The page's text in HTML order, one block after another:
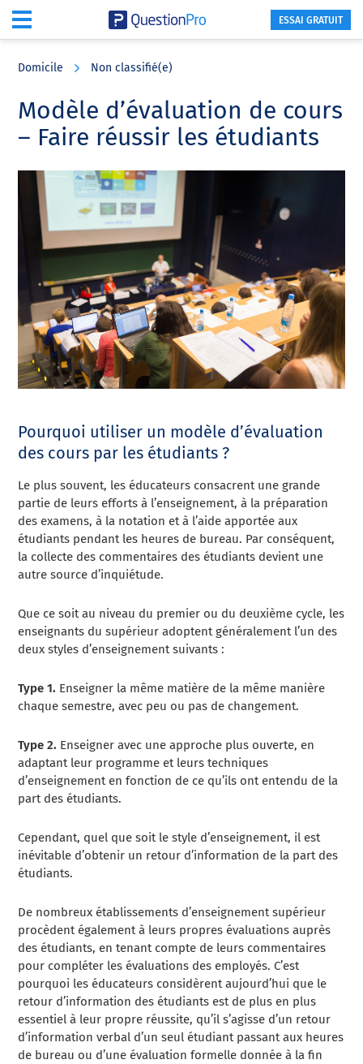
content
sidebar
ESSAI GRATUIT
Domicile Non classifié(e)
Modèle d’évaluation de cours
– Faire réussir les étudiants
Pourquoi utiliser un modèle d’évaluation
des cours par les étudiants ?
Le plus souvent, les éducateurs consacrent une grande
partie de leurs efforts à l’enseignement, à la préparation
des examens, à la notation et à l’aide apportée aux
étudiants pendant les heures de bureau. Par conséquent,
la collecte des commentaires des étudiants devient une
autre source d’inquiétude.
Que ce soit au niveau du premier ou du deuxième cycle, les
enseignants du supérieur adoptent généralement l’un des
deux styles d’enseignement suivants :
Type 1. Enseigner la même matière de la même manière
chaque semestre, avec peu ou pas de changement.
Type 2. Enseigner avec une approche plus ouverte, en
adaptant leur programme et leurs techniques
d’enseignement en fonction de ce qu’ils ont entendu de la
part des étudiants.
Cependant, quel que soit le style d’enseignement, il est
inévitable d’obtenir un retour d’information de la part des
étudiants.
De nombreux établissements d’enseignement supérieur
procèdent également à leurs propres évaluations auprès
des étudiants, en tenant compte de leurs commentaires
pour compléter les évaluations des employés. C’est
pourquoi les éducateurs considèrent aujourd’hui que le
retour d’information des étudiants est de plus en plus
essentiel à leur propre réussite, qu’il s’agisse d’un retour
d’information verbal d’un seul étudiant passant aux heures
de bureau ou d’une évaluation formelle donnée à la fin